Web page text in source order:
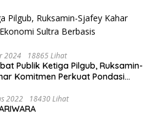
2024 18865 Lihat
Publik Ketiga Pilgub, Ruksamin-
Komitmen Perkuat Pondasi
2022 18430 Lihat